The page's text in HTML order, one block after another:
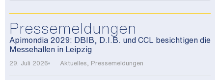
Pressemeldungen
Apimondia 2029: DBIB, D.I.B. und CCL besichtigen die
Messehallen in Leipzig
29. Juli 2026 Aktuelles Pressemeldungen